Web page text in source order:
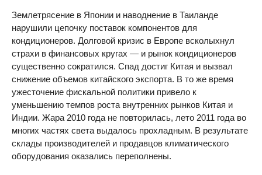
Землетрясение в Японии и наводнение в Таиланде
нарушили цепочку поставок компонентов для
кондиционеров. Долговой кризис в Европе всколыхнул
страхи в финансовых кругах — и рынок кондиционеров
существенно сократился. Спад достиг Китая и вызвал
снижение объемов китайского экспорта. В то же время
ужесточение фискальной политики привело к
уменьшению темпов роста внутренних рынков Китая и
Индии. Жара 2010 года не повторилась, лето 2011 года во
многих частях света выдалось прохладным. В результате
склады производителей и продавцов климатического
оборудования оказались переполнены.